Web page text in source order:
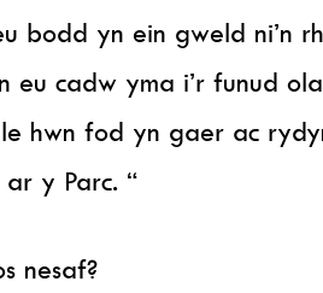
bodd yn ein gweld ni’n
eu cadw yma i’r funud
hwn fod yn gaer ac
y Parc. “
nesaf?